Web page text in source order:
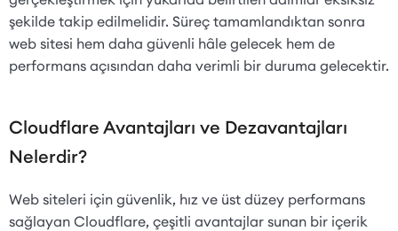
şekilde takip edilmelidir. Süreç tamamlandıktan sonra
web sitesi hem daha güvenli hâle gelecek hem de
performans açısından daha verimli bir duruma gelecektir.
Cloudflare Avantajları ve Dezavantajları
Nelerdir?
Web siteleri için güvenlik, hız ve üst düzey performans
sağlayan Cloudflare, çeşitli avantajlar sunan bir içerik